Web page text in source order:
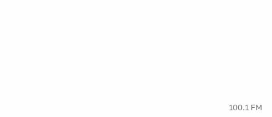
100.1 FM